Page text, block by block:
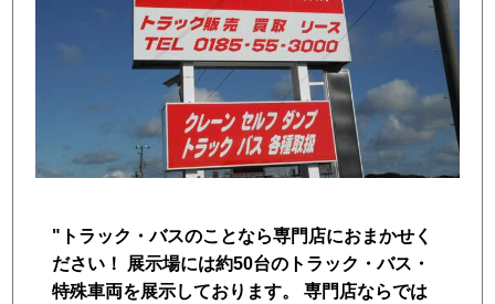
お気に入り
閲覧履歴
保存した検索条件
ログイン
"トラック・バスのことなら専門店におまかせく
ださい！ 展示場には約50台のトラック・バス・
特殊車両を展示しております。 専門店ならでは